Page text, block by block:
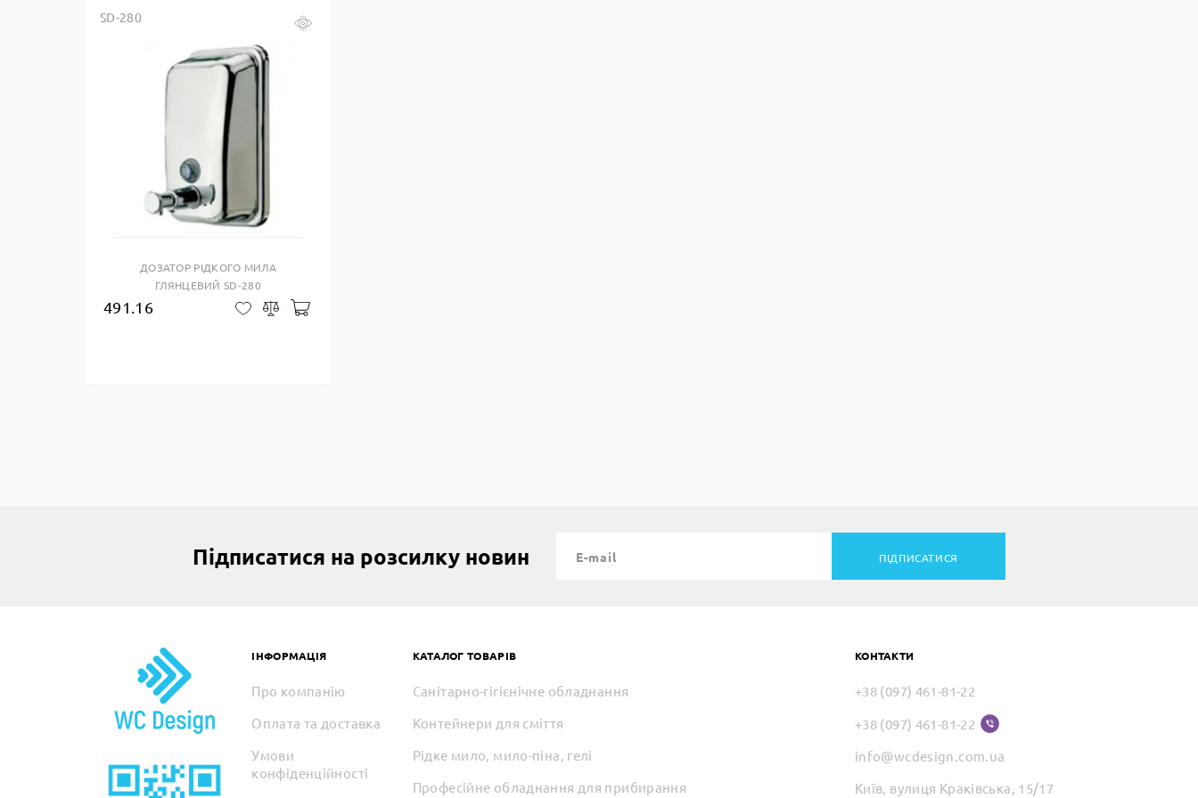
SD-280
Купить в один клик
ДОЗАТОР РІДКОГО МИЛА
ГЛЯНЦЕВИЙ SD-280
491.16 В закладки
Сравнить
Підписатися на розсилку новин ПІДПИСАТИСЯ
ІНФОРМАЦІЯ
Про компанію
Оплата та доставка
Умови
конфіденційності
КАТАЛОГ ТОВАРІВ
Санітарно-гігієнічне обладнання
Контейнери для сміття
Рідке мило, мило-піна, гелі
Професійне обладнання для прибирання
КОНТАКТИ
+38 (097) 461-81-22
+38 (097) 461-81-22
info@wcdesign.com.ua
Київ, вулиця Краківська, 15/17